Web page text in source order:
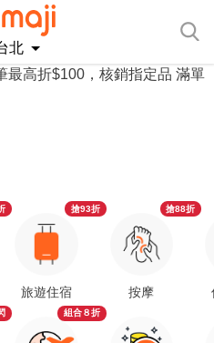
北
旅遊住宿
搶93折
組合８折
按摩
搶88折